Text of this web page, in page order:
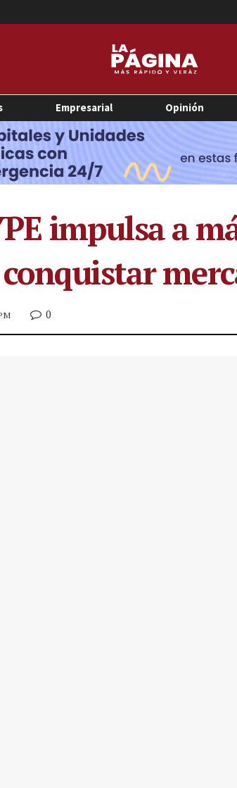
Empresarial Opinión
impulsa a
0